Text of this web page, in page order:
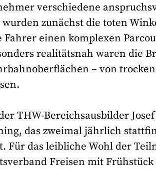
verschiedene
zunächst die toten
einen komplexen
realitätsnah waren die
– von
THW-Bereichsausbilder
das zweimal jährlich
Für das leibliche Wohl der
Freisen mit